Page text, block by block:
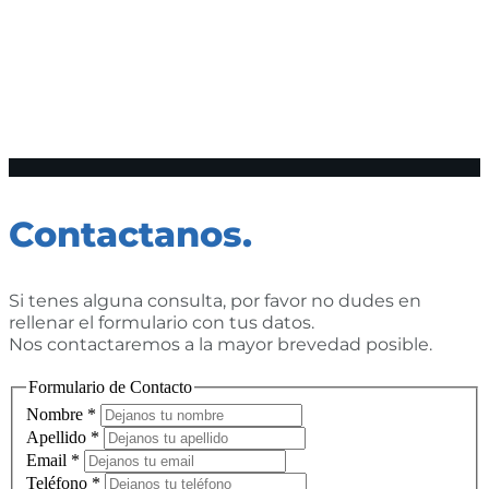
Contactanos.
Si tenes alguna consulta, por favor no dudes en
rellenar el formulario con tus datos.
Nos contactaremos a la mayor brevedad posible.
Formulario de Contacto
Nombre *
Apellido *
Email *
Teléfono *